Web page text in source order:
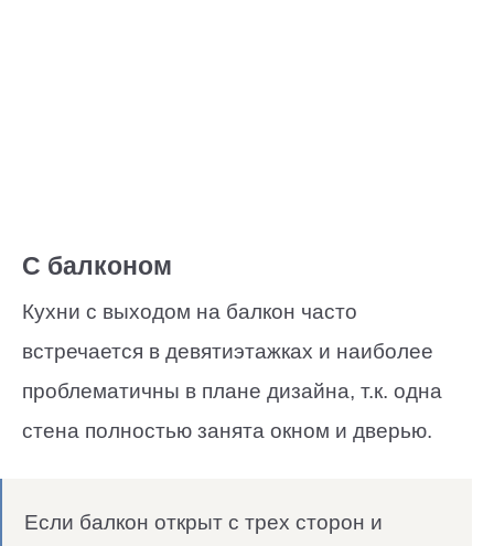
С балконом
Кухни с выходом на балкон часто
встречается в девятиэтажках и наиболее
проблематичны в плане дизайна, т.к. одна
стена полностью занята окном и дверью.
Если балкон открыт с трех сторон и